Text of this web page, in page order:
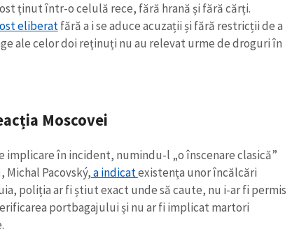
ținut într-o celulă rece, fără hrană și fără cărți.
eliberatfără a i se aduce acuzații și fără restricții de a
ale celor doi reținuți nu au relevat urme de droguri în
Moscovei
implicare în incident, numindu-l „o înscenare clasică”
Michal Pacovský,a indicatexistența unor încălcări
poliția ar fi știut exact unde să caute, nu i-ar fi permis
portbagajului și nu ar fi implicat martori
MEA
știre + Adaugă titlu
media + Link media
știrei + Mesajul știrei